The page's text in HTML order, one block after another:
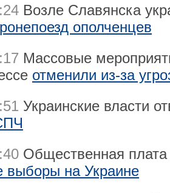
Возле Славянска
ополченцев
Массовые
отменили из-за
Украинские власти
Общественная
выборы на Украине